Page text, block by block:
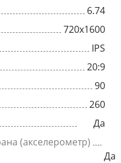
6.74
720x1600
IPS
20:9
90
260
Да
(акселерометр)
Да